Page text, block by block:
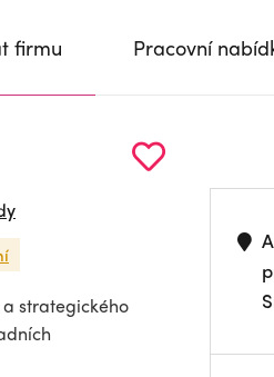
firmu Pracovní
strategického